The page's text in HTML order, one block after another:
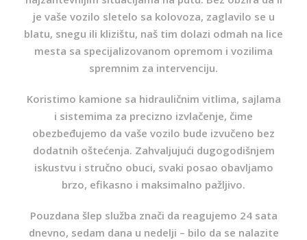
je vaše vozilo sletelo sa kolovoza, zaglavilo se u
blatu, snegu ili klizištu, naš tim dolazi odmah na lice
mesta sa specijalizovanom opremom i vozilima
spremnim za intervenciju.
Koristimo kamione sa hidrauličnim vitlima, sajlama
i sistemima za precizno izvlačenje, čime
obezbeđujemo da vaše vozilo bude izvučeno bez
dodatnih oštećenja. Zahvaljujući dugogodišnjem
iskustvu i stručno obuci, svaki posao obavljamo
brzo, efikasno i maksimalno pažljivo.
Pouzdana šlep služba znači da reagujemo 24 sata
dnevno, sedam dana u nedelji – bilo da se nalazite